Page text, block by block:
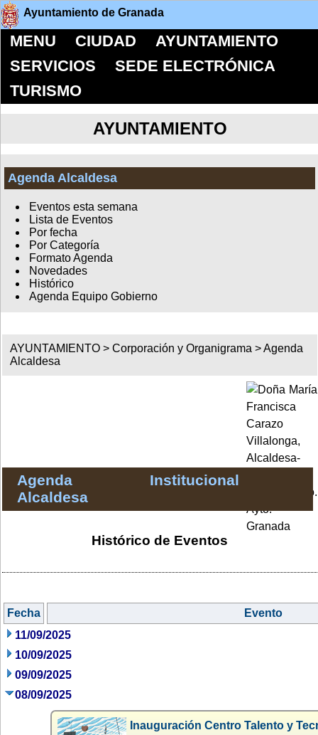
Ayuntamiento de Granada
MENU CIUDAD
AYUNTAMIENTO
SERVICIOS
SEDE ELECTRÓNICA
TURISMO
AYUNTAMIENTO
Agenda Alcaldesa
Eventos esta semana
Lista de Eventos
Por fecha
Por Categoría
Formato Agenda
Novedades
Histórico
Agenda Equipo Gobierno
AYUNTAMIENTO >Corporación y Organigrama >Agenda
Alcaldesa
Agenda Institucional
Alcaldesa
Histórico de Eventos
Fecha
Evento
11/09/2025
10/09/2025
09/09/2025
08/09/2025
Inauguración Centro Talento y